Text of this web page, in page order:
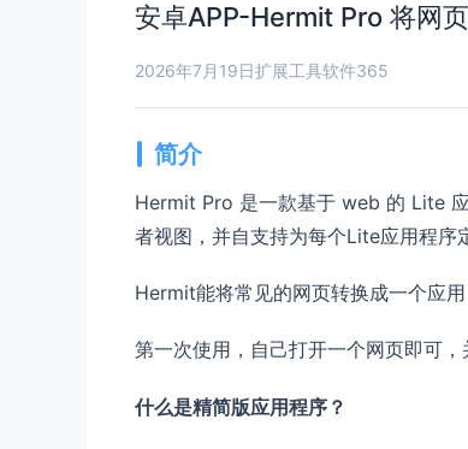
安卓APP-Hermit Pro 将网
2026年7月19日扩展工具软件365
简介
Hermit Pro 是一款基于 web 的 Lite
者视图，并自支持为每个Lite应用程
Hermit能将常见的网页转换成一个应
第一次使用，自己打开一个网页即可
什么是精简版应用程序？